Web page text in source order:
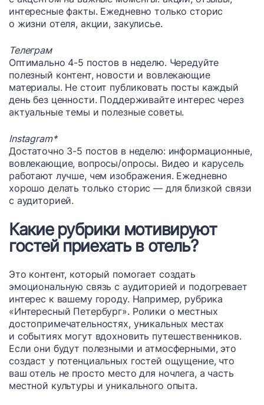
интересные факты. Ежедневно только сторис
о жизни отеля, акции, закулисье.
Телеграм
Оптимально 4-5 постов в неделю. Чередуйте
полезный контент, новости и вовлекающие
материалы. Не стоит публиковать посты каждый
день без ценности. Поддерживайте интерес через
актуальные темы и полезные советы.
Instagram*
Достаточно 3-5 постов в неделю: информационные,
вовлекающие, вопросы/опросы. Видео и карусель
работают лучше, чем изображения. Ежедневно
хорошо делать только сторис — для близкой связи
с аудиторией.
Какие рубрики мотивируют
гостей приехать в отель?
Это контент, который помогает создать
эмоциональную связь с аудиторией и подогревает
интерес к вашему городу. Например, рубрика
«Интересный Петербург». Ролики о местных
достопримечательностях, уникальных местах
и событиях могут вдохновить путешественников.
Если они будут полезными и атмосферными, это
создаст у потенциальных гостей ощущение, что
ваш отель не просто место для ночлега, а часть
местной культуры и уникального опыта.